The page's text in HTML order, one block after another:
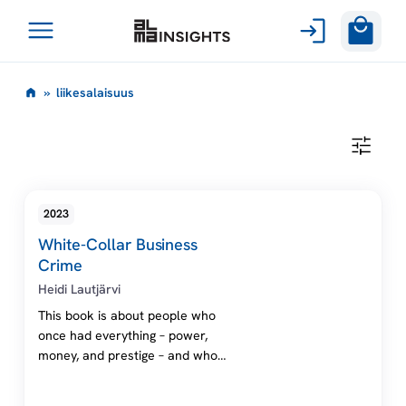
sisältöön
Avaa
l
k
e
s
a
» liikesalaisuus
L
A
S
U
S
2023
White-Collar Business
Crime
Heidi Lautjärvi
This book is about people who
once had everything – power,
money, and prestige – and who